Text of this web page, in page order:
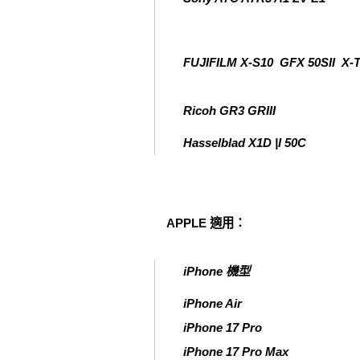
FUJIFILM X-S10 GFX 50SII X-
Ricoh GR3 GRIII
Hasselblad X1D |I 50C
APPLE 適用：
iPhone 機型
iPhone Air
iPhone 17 Pro
iPhone 17 Pro Max